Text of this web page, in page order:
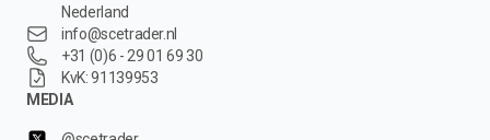
Nederland
info@scetrader.nl
+31 (0)6 - 29 01 69 30
KvK: 91139953
MEDIA